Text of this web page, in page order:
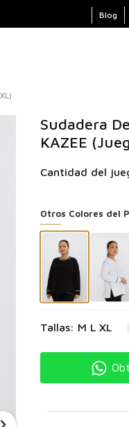
Blog
Sudadera
KAZEE
Cantidad del
Otros Colores del
Tallas: M L XL